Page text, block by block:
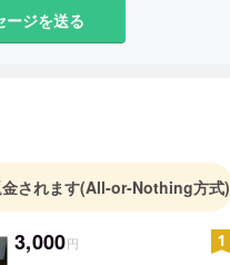
ージを送る
されます(All-or-Nothing方式)
3,000円